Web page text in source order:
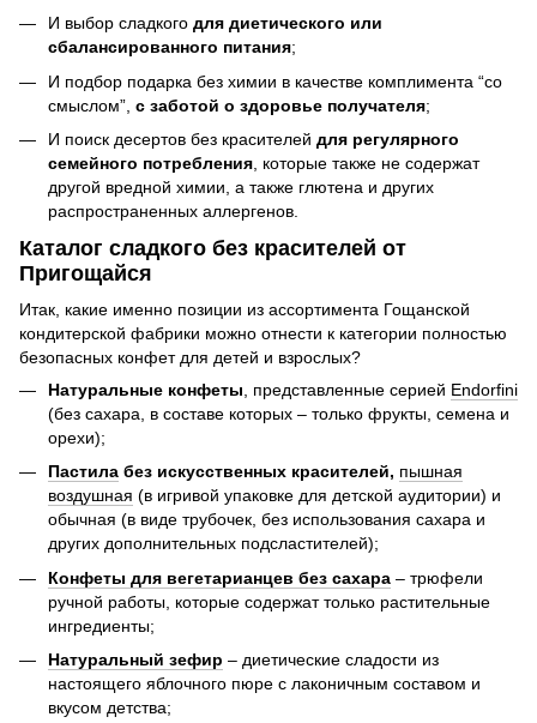
И выбор сладкого для диетического или
сбалансированного питания;
И подбор подарка без химии в качестве комплимента “со
смыслом”, с заботой о здоровье получателя;
И поиск десертов без красителей для регулярного
семейного потребления , которые также не содержат
другой вредной химии, а также глютена и других
распространенных аллергенов.
Каталог сладкого без красителей от
Пригoщайся
Итак, какие именно позиции из ассортимента Гощанской
кондитерской фабрики можно отнести к категории полностью
безопасных конфет для детей и взрослых?
Натуральные конфеты , представленные серией Endorfini
(без сахара, в составе которых – только фрукты, семена и
орехи);
Пастила без искусственных красителей, пышная
воздушная (в игривой упаковке для детской аудитории) и
обычная (в виде трубочек, без использования сахара и
других дополнительных подсластителей);
Конфеты для вегетарианцев без сахара – трюфели
ручной работы, которые содержат только растительные
ингредиенты;
Натуральный зефир – диетические сладости из
настоящего яблочного пюре с лаконичным составом и
вкусом детства;